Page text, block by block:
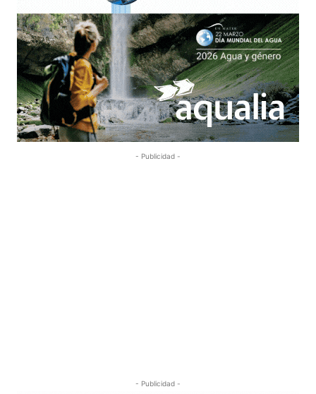
- Publicidad -
- Publicidad -